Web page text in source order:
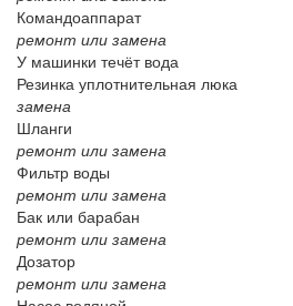
Командоаппарат
ремонт или замена
У машинки течёт вода
Резинка уплотнительная люка
замена
Шланги
ремонт или замена
Фильтр воды
ремонт или замена
Бак или барабан
ремонт или замена
Дозатор
ремонт или замена